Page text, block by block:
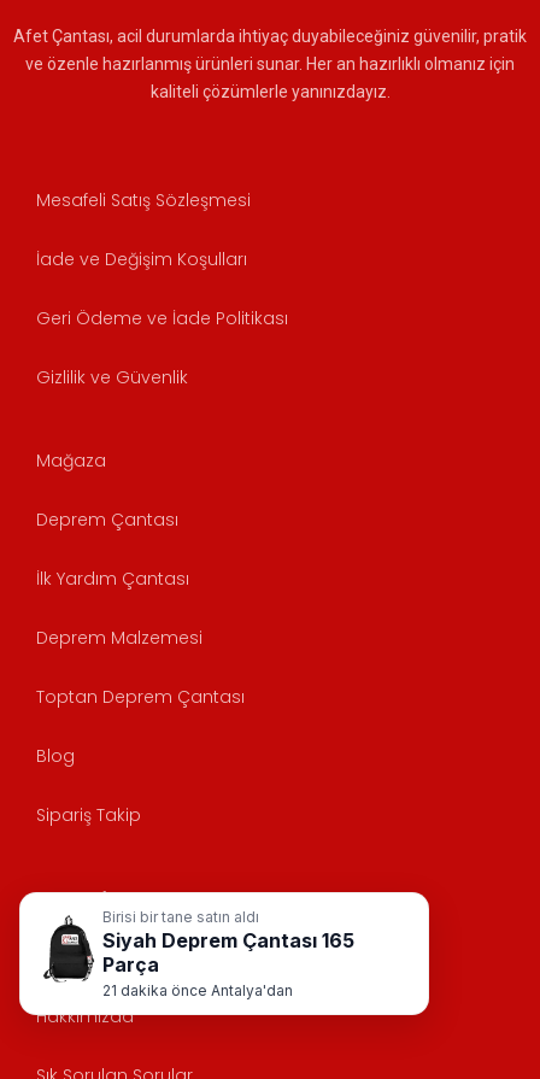
Afet Çantası, acil durumlarda ihtiyaç duyabileceğiniz güvenilir, pratik
ve özenle hazırlanmış ürünleri sunar. Her an hazırlıklı olmanız için
kaliteli çözümlerle yanınızdayız.
Mesafeli Satış Sözleşmesi
İade ve Değişim Koşulları
Geri Ödeme ve İade Politikası
Gizlilik ve Güvenlik
Mağaza
Deprem Çantası
İlk Yardım Çantası
Deprem Malzemesi
Toptan Deprem Çantası
Blog
Sipariş Takip
Anasayfa
KVK
Hakkımızda
Birisi bir tane satın aldı
Siyah Deprem Çantası 165
Parça
21 dakika önce Antalya'dan